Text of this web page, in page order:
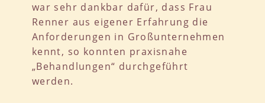
war sehr dankbar dafür, dass Frau
Renner aus eigener Erfahrung die
Anforderungen in Großunternehmen
kennt, so konnten praxisnahe
„Behandlungen“ durchgeführt
werden.